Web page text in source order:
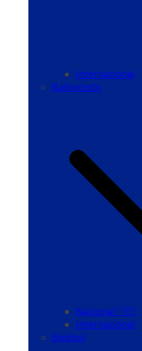
Internacional
Baloncesto
Nacional 🇻🇪
Internacional
Béisbol